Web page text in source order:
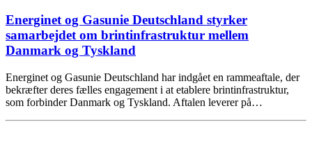
Energinet og Gasunie Deutschland styrker
samarbejdet om brintinfrastruktur mellem
Danmark og Tyskland
Energinet og Gasunie Deutschland har indgået en rammeaftale, der
bekræfter deres fælles engagement i at etablere brintinfrastruktur,
som forbinder Danmark og Tyskland. Aftalen leverer på…